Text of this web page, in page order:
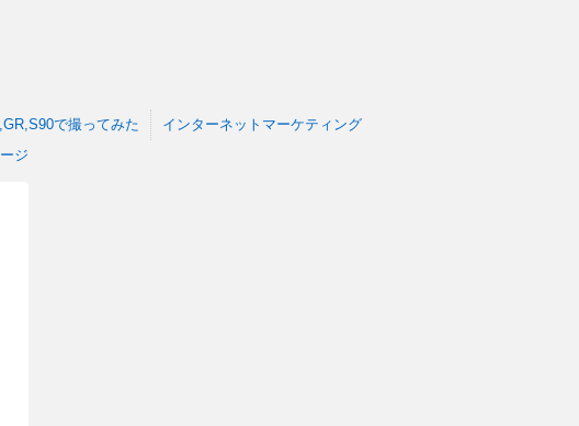
で撮ってみた
インターネットマーケティング
ジ